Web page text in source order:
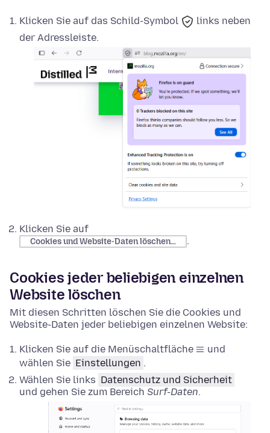
Klicken Sie auf das Schild-Symbol
links neben
der Adressleiste.
Klicken Sie auf
Cookies und Website-Daten löschen… .
Cookies jeder beliebigen einzelnen
Website löschen
Mit diesen Schritten löschen Sie die Cookies und
Website-Daten jeder beliebigen einzelnen Website:
Klicken Sie auf die Menüschaltfläche
und
wählen Sie Einstellungen .
Wählen Sie links Datenschutz und Sicherheit
und gehen Sie zum Bereich Surf-Daten.